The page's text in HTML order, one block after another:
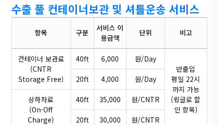
수출 풀 컨테이너보관 및 셔틀운송 서비스
항목 구분
서비스 이
용금액
단위 비고
컨테이너 보관료
(CNTR
Storage Free)
40ft 6,000
원/Day
반출입
평일 22시
까지 가능
(윙글로 할
인 항목)
20ft 4,000 원/Day
상하차료
(On-Off
Charge)
40ft 35,000 원/CNTR
20ft 30,000 원/CNTR